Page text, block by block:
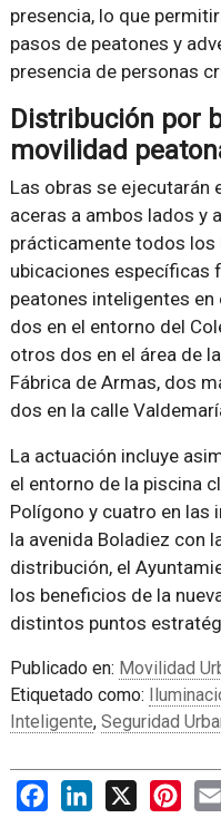
presencia, lo que
pasos de peatones y
presencia de personas
Distribución por
movilidad
Las obras se ejecutarán
aceras a ambos lados y
prácticamente todos los
ubicaciones específicas
peatones inteligentes
dos en el entorno del
otros dos en el área de
Fábrica de Armas, dos
dos en la calle
La actuación incluye
el entorno de la piscina
Polígono y cuatro en las
la avenida Boladiez con
distribución, el
los beneficios de la
distintos puntos
Publicado en: Movilidad
Etiquetado como:
Inteligente, Seguridad
FacebookLinkedIn
X